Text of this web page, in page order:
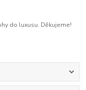
do luxusu. Děkujeme!